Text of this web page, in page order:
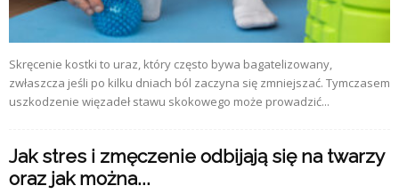
Skręcenie kostki to uraz, który często bywa bagatelizowany,
zwłaszcza jeśli po kilku dniach ból zaczyna się zmniejszać. Tymczasem
uszkodzenie więzadeł stawu skokowego może prowadzić...
Jak stres i zmęczenie odbijają się na twarzy
oraz jak można...